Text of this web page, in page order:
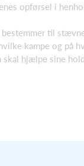
opførsel i
til
kampe og på
hjælpe sine